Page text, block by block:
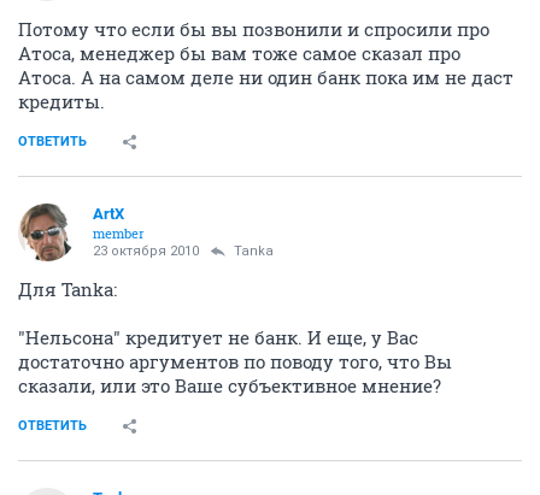
Потому что если бы вы позвонили и спросили про
Атоса, менеджер бы вам тоже самое сказал про
Атоса. А на самом деле ни один банк пока им не даст
кредиты.
ОТВЕТИТЬ
ArtX
member
23 октября 2010 Tanka
Для Tanka:
"Нельсона" кредитует не банк. И еще, у Вас
достаточно аргументов по поводу того, что Вы
сказали, или это Ваше субъективное мнение?
ОТВЕТИТЬ